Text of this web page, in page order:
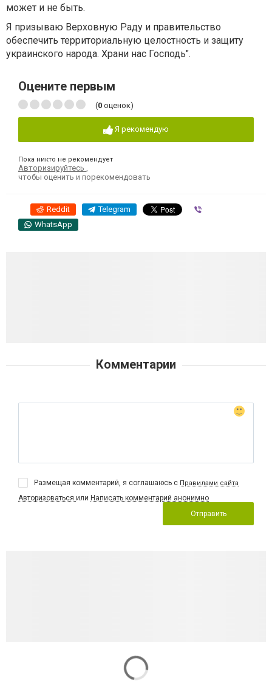
может и не быть.
Я призываю Верховную Раду и правительство
обеспечить территориальную целостность и защиту
украинского народа. Храни нас Господь".
Оцените первым
(0 оценок)
Я рекомендую
Пока никто не рекомендует
Авторизируйтесь
чтобы оценить и порекомендовать
Reddit Telegram
WhatsApp
Комментарии
Размещая комментарий, я соглашаюсь с Правилами сайта
Авторизоваться или Написать комментарий анонимно
Отправить